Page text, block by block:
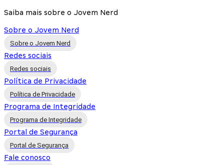
Saiba mais sobre o Jovem Nerd
Sobre o Jovem Nerd
Sobre o Jovem Nerd
Redes sociais
Redes sociais
Política de Privacidade
Política de Privacidade
Programa de Integridade
Programa de Integridade
Portal de Segurança
Portal de Segurança
Fale conosco